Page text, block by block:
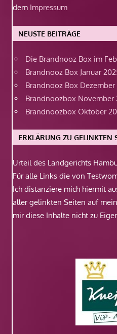
dem Impressum
NEUSTE BEITRÄGE
Die Brandnooz Box im
Brandnooz Box Januar
Brandnooz Box
Brandnoozbox November
Brandnoozbox Oktober
ERKLÄRUNG ZU GELINKTEN
Urteil des Landgerichts
Für alle Links die von
Ich distanziere mich hiermit
aller gelinkten Seiten auf
mir diese Inhalte nicht zu